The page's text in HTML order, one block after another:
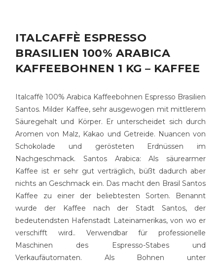
ITALCAFFÈ ESPRESSO
BRASILIEN 100% ARABICA
KAFFEEBOHNEN 1 KG – KAFFEE
Italcaffè 100% Arabica Kaffeebohnen Espresso Brasilien
Santos. Milder Kaffee, sehr ausgewogen mit mittlerem
Säuregehalt und Körper. Er unterscheidet sich durch
Aromen von Malz, Kakao und Getreide. Nuancen von
Schokolade und gerösteten Erdnüssen im
Nachgeschmack. Santos Arabica: Als säurearmer
Kaffee ist er sehr gut verträglich, büßt dadurch aber
nichts an Geschmack ein. Das macht den Brasil Santos
Kaffee zu einer der beliebtesten Sorten. Benannt
wurde der Kaffee nach der Stadt Santos, der
bedeutendsten Hafenstadt Lateinamerikas, von wo er
verschifft wird.. Verwendbar für professionelle
Maschinen des Espresso-Stabes und
Verkaufäutomaten. Als Bohnen unter